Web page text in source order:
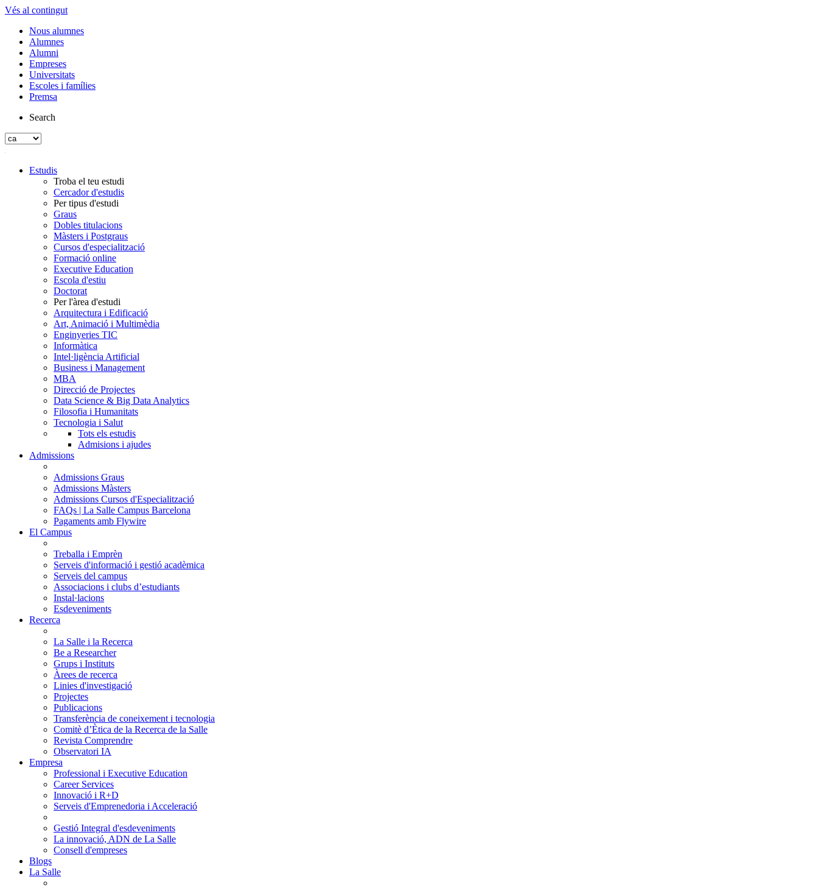
Vés al contingut
Nous alumnes
Alumnes
Alumni
Empreses
Universitats
Escoles i famílies
Premsa
Search
Estudis
Troba el teu estudi
Cercador d'estudis
Per tipus d'estudi
Graus
Dobles titulacions
Màsters i Postgraus
Cursos d'especialització
Formació online
Executive Education
Escola d'estiu
Doctorat
Per l'àrea d'estudi
Arquitectura i Edificació
Art, Animació i Multimèdia
Enginyeries TIC
Informàtica
Intel·ligència Artificial
Business i Management
MBA
Direcció de Projectes
Data Science & Big Data Analytics
Filosofia i Humanitats
Tecnologia i Salut
Tots els estudis
Admisions i ajudes
Admissions
Admissions Graus
Admissions Màsters
Admissions Cursos d'Especialització
FAQs | La Salle Campus Barcelona
Pagaments amb Flywire
El Campus
Treballa i Emprèn
Serveis d'informació i gestió acadèmica
Serveis del campus
Associacions i clubs d’estudiants
Instal·lacions
Esdeveniments
Recerca
La Salle i la Recerca
Be a Researcher
Grups i Instituts
Àrees de recerca
Linies d'investigació
Projectes
Publicacions
Transferència de coneixement i tecnologia
Comitè d’Ètica de la Recerca de la Salle
Revista Comprendre
Observatori IA
Empresa
Professional i Executive Education
Career Services
Innovació i R+D
Serveis d'Emprenedoria i Acceleració
Gestió Integral d'esdeveniments
La innovació, ADN de La Salle
Consell d'empreses
Blogs
La Salle